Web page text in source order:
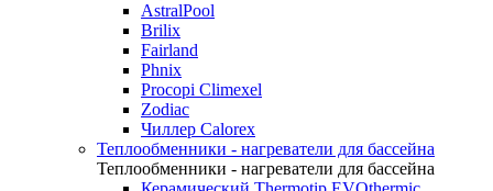
AstralPool
Brilix
Fairland
Phnix
Procopi Climexel
Zodiac
Чиллер Calorex
Теплообменники - нагреватели для бассейна
Теплообменники - нагреватели для бассейна